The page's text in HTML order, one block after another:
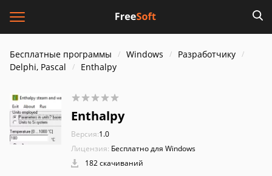
Бесплатные программы Windows
Разработчику
Delphi, Pascal
Enthalpy
Enthalpy
Версия:1.0
Лицензия: Бесплатно для Windows
182 скачиваний